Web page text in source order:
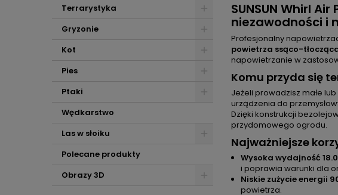
Terrarystyka
Gryzonie
Kot
Pies
Ptaki
Wędkarstwo
Las w słoiku
Polecane produkty
Obrazy 3D
SUNSUN Whirl
niezawodności i
Profesjonalny
powietrza ssąco-
napowietrzanie w
Komu przyda się
Jeżeli prowadzisz małe
urządzenia do
Dzięki konstrukcji
przydomowego ogrodu.
Najważniejsze
Wysoka wydajność
i poprawia warunki dla
Niskie zużycie energii
powietrza.